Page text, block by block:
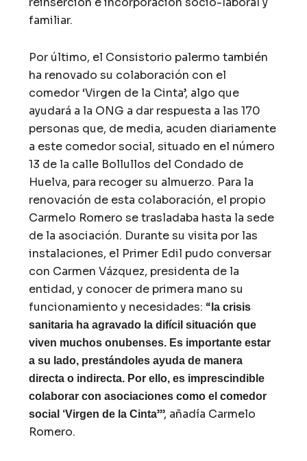
familiar.
Por último, el Consistorio palermo también
ha renovado su colaboración con el
comedor ‘Virgen de la Cinta’, algo que
ayudará a la ONG a dar respuesta a las 170
personas que, de media, acuden diariamente
a este comedor social, situado en el número
13 de la calle Bollullos del Condado de
Huelva, para recoger su almuerzo. Para la
renovación de esta colaboración, el propio
Carmelo Romero se trasladaba hasta la sede
de la asociación. Durante su visita por las
instalaciones, el Primer Edil pudo conversar
con Carmen Vázquez, presidenta de la
entidad, y conocer de primera mano su
funcionamiento y necesidades: “ la crisis
sanitaria ha agravado la difícil situación que
viven muchos onubenses. Es importante estar
a su lado, prestándoles ayuda de manera
directa o indirecta. Por ello, es imprescindible
colaborar con asociaciones como el comedor
social ‘Virgen de la Cinta’”, añadía Carmelo
Romero.